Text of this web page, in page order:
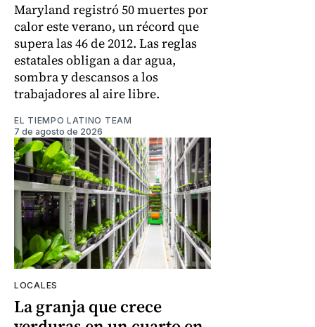
Maryland registró 50 muertes por
calor este verano, un récord que
supera las 46 de 2012. Las reglas
estatales obligan a dar agua,
sombra y descansos a los
trabajadores al aire libre.
EL TIEMPO LATINO TEAM
7 de agosto de 2026
LOCALES
La granja que crece